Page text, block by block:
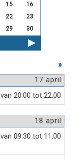
15
16
22
23
29 30
»
17 april
van 20:00 tot 22:00
18 april
van 09:30 tot 11:00